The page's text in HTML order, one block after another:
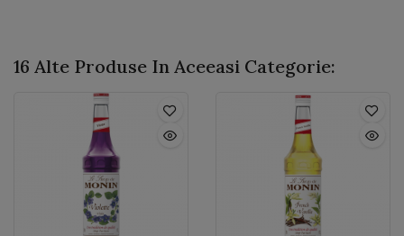
16 Alte Produse In Aceeasi Categorie: